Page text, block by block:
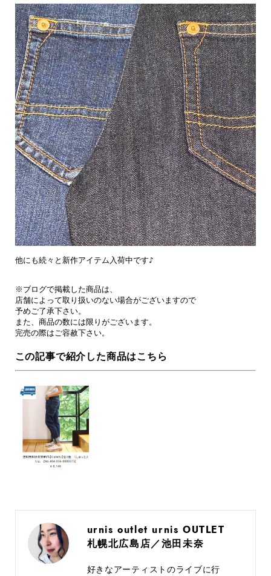
他にも続々と新作アイテム入荷中です♪
※ブログで掲載した商品は、
店舗によって取り扱いのない場合がございますので
予めご了承下さい。
また、商品の数には限りがございます。
完売の際はご容赦下さい。
この記事で紹介した商品はこちら
urnis outlet urnis OUTLET
札幌北広島店／池田未奈
好きなアーティストのライブに行